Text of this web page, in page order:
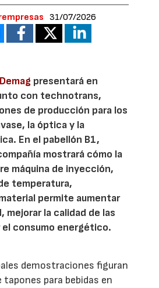
31/07/2026
presentará en
con technotrans,
de producción para los
la óptica y la
En el pabellón B1,
mostrará cómo la
máquina de inyección,
temperatura,
permite aumentar
mejorar la calidad de las
el consumo energético.
demostraciones figuran
para bebidas en